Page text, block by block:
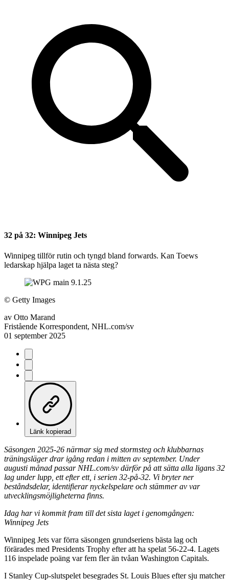
32 på 32: Winnipeg Jets
Winnipeg tillför rutin och tyngd bland forwards. Kan Toews
ledarskap hjälpa laget ta nästa steg?
© Getty Images
av Otto Marand
Fristående Korrespondent, NHL.com/sv
01 september 2025
Länk kopierad
Säsongen 2025-26 närmar sig med stormsteg och klubbarnas
träningsläger drar igång redan i mitten av september. Under
augusti månad passar NHL.com/sv därför på att sätta alla ligans 32
lag under lupp, ett efter ett, i serien 32-på-32. Vi bryter ner
beståndsdelar, identifierar nyckelspelare och stämmer av var
utvecklingsmöjligheterna finns.
Idag har vi kommit fram till det sista laget i genomgången:
Winnipeg Jets
Winnipeg Jets var förra säsongen grundseriens bästa lag och
förärades med Presidents Trophy efter att ha spelat 56-22-4. Lagets
116 inspelade poäng var fem fler än tvåan Washington Capitals.
I Stanley Cup-slutspelet besegrades St. Louis Blues efter sju matcher